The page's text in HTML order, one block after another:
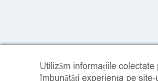
Utilizăm informațiile
îmbunătăți experiența pe